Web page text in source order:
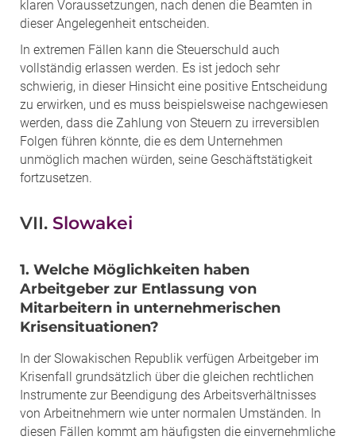
klaren Voraussetzungen, nach denen die Beamten in
dieser Angelegenheit entscheiden.
In extremen Fällen kann die Steuerschuld auch
vollständig erlassen werden. Es ist jedoch sehr
schwierig, in dieser Hinsicht eine positive Entscheidung
zu erwirken, und es muss beispielsweise nachgewiesen
werden, dass die Zahlung von Steuern zu irreversiblen
Folgen führen könnte, die es dem Unternehmen
unmöglich machen würden, seine Geschäftstätigkeit
fortzusetzen.
VII. Slowakei
1. Welche Möglichkeiten haben
Arbeitgeber zur Entlassung von
Mitarbeitern in unternehmerischen
Krisensituationen?
In der Slowakischen Republik verfügen Arbeitgeber im
Krisenfall grundsätzlich über die gleichen rechtlichen
Instrumente zur Beendigung des Arbeitsverhältnisses
von Arbeitnehmern wie unter normalen Umständen. In
diesen Fällen kommt am häufigsten die einvernehmliche